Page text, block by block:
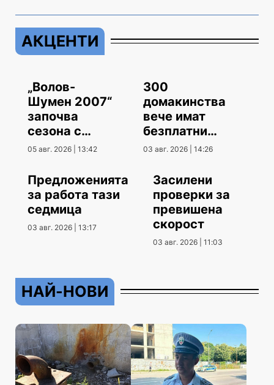
АКЦЕНТИ
„Волов-
Шумен 2007“
започва
сезона с
гостуване
05 авг. 2026 | 13:42
300
домакинства
вече имат
безплатни
климатици
03 авг. 2026 | 14:26
Предложенията
за работа тази
седмица
03 авг. 2026 | 13:17
Засилени
проверки за
превишена
скорост
03 авг. 2026 | 11:03
НАЙ-НОВИ